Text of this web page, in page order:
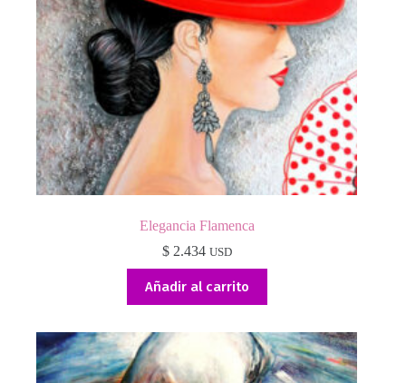
Elegancia Flamenca
$2.434 USD
Añadir al carrito